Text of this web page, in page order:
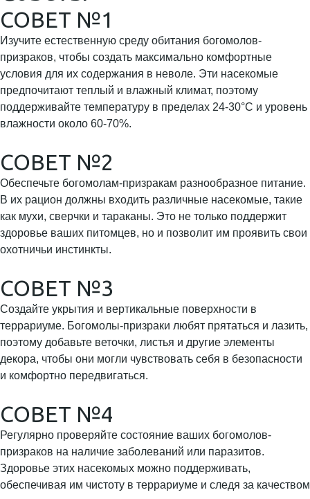
СОВЕТ №1
Изучите естественную среду обитания богомолов-
призраков, чтобы создать максимально комфортные
условия для их содержания в неволе. Эти насекомые
предпочитают теплый и влажный климат, поэтому
поддерживайте температуру в пределах 24-30°C и уровень
влажности около 60-70%.
СОВЕТ №2
Обеспечьте богомолам-призракам разнообразное питание.
В их рацион должны входить различные насекомые, такие
как мухи, сверчки и тараканы. Это не только поддержит
здоровье ваших питомцев, но и позволит им проявить свои
охотничьи инстинкты.
СОВЕТ №3
Создайте укрытия и вертикальные поверхности в
террариуме. Богомолы-призраки любят прятаться и лазить,
поэтому добавьте веточки, листья и другие элементы
декора, чтобы они могли чувствовать себя в безопасности
и комфортно передвигаться.
СОВЕТ №4
Регулярно проверяйте состояние ваших богомолов-
призраков на наличие заболеваний или паразитов.
Здоровье этих насекомых можно поддерживать,
обеспечивая им чистоту в террариуме и следя за качеством